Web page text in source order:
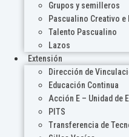
Grupos y semilleros
Pascualino Creativo e
Talento Pascualino
Lazos
Extensión
Dirección de
Educación Continua
Acción E – Unidad de
PITS
Transferencia de